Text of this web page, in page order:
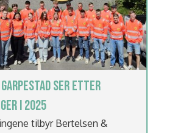
SER ETTER
I 2025
tilbyr Bertelsen &